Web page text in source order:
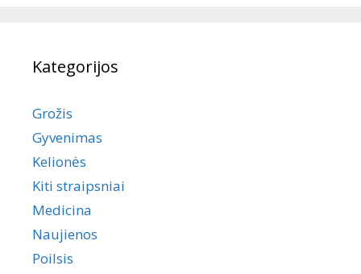
Kategorijos
Grožis
Gyvenimas
Kelionės
Kiti straipsniai
Medicina
Naujienos
Poilsis